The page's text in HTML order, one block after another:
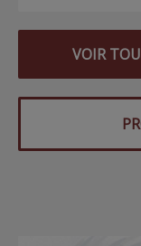
VOIR